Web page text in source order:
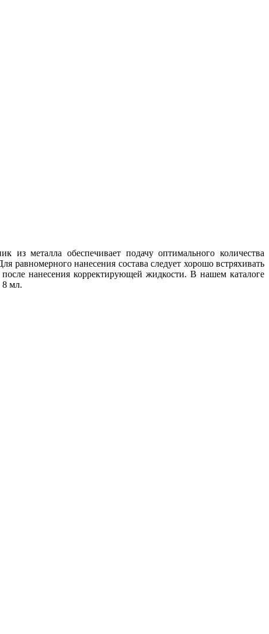
металла обеспечивает подачу оптимального количества
нанесения состава следует хорошо встряхивать
нанесения корректирующей жидкости. В нашем каталоге
8 мл.